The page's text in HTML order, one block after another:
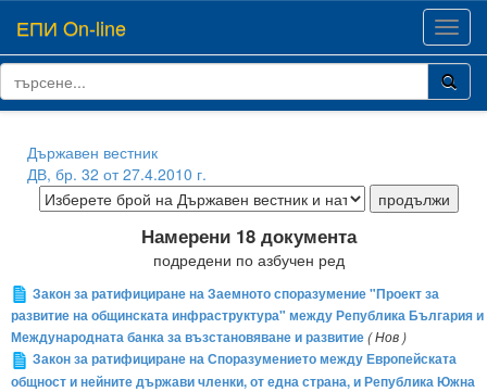
ЕПИ On-line
Държавен вестник
ДВ, бр. 32 от 27.4.2010 г.
Намерени 18 документа
подредени по азбучен ред
Закон за ратифициране на Заемното споразумение "Проект за
развитие на общинската инфраструктура" между Република България и
Международната банка за възстановяване и развитие( Нов )
Закон за ратифициране на Споразумението между Европейската
общност и нейните държави членки, от една страна, и Република Южна